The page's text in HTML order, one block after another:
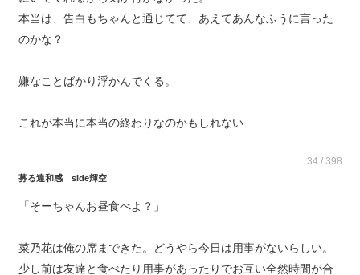
本当は、告白もちゃんと通じてて、あえてあんなふうに言った
のかな？
嫌なことばかり浮かんでくる。
これが本当に本当の終わりなのかもしれない──
34 / 398
募る違和感 side輝空
「そーちゃんお昼食べよ？」
菜乃花は俺の席まできた。どうやら今日は用事がないらしい。
少し前は友達と食べたり用事があったりでお互い全然時間が合